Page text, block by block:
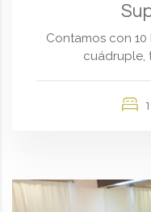
Contamos con
cuádruple,